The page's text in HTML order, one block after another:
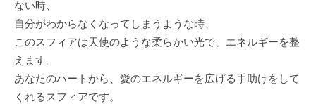
ない時、
自分がわからなくなってしまうような時、
このスフィアは天使のような柔らかい光で、エネルギーを整
えます。
あなたのハートから、愛のエネルギーを広げる手助けをして
くれるスフィアです。